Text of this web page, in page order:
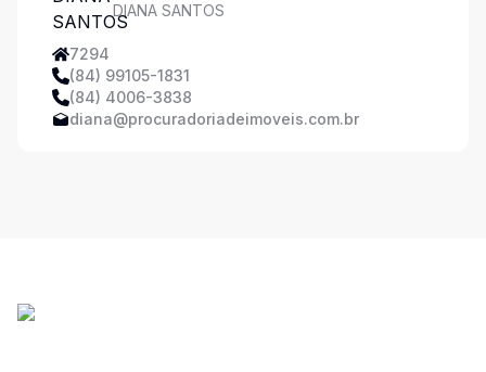
DIANA SANTOS
7294
(84) 99105-1831
(84) 4006-3838
diana@procuradoriadeimoveis.com.br